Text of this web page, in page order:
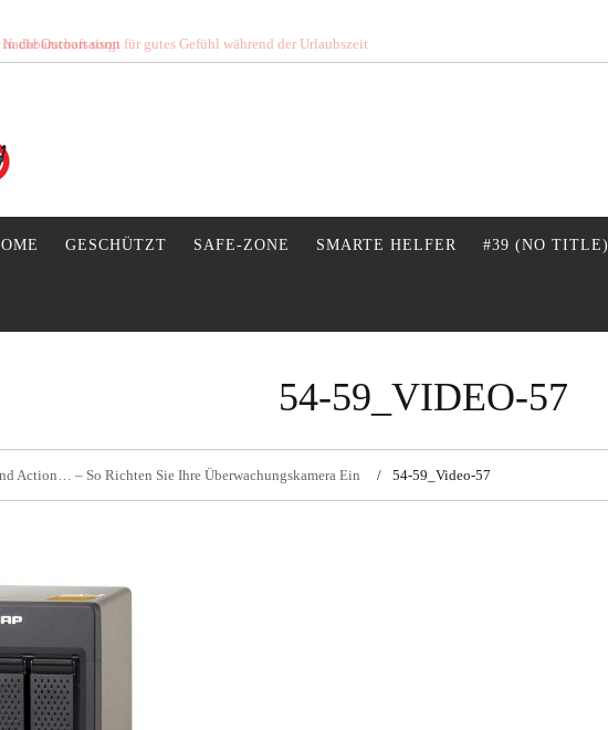
sorgt für gutes Gefühl während der Urlaubszeit
GESCHÜTZT SAFE-ZONE SMARTE HELFER #39 (NO TITLE)
54-59_VIDEO-57
Action… – So Richten Sie Ihre Überwachungskamera Ein 54-59_Video-57